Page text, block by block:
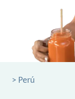
> Perú